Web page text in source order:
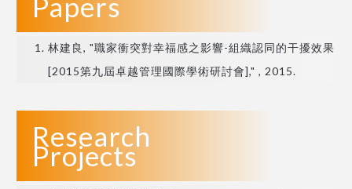
林建良, "職家衝突對幸福感之影響-組織認同的干擾效果
[2015第九屆卓越管理國際學術研討會]," , 2015.
Research
Projects